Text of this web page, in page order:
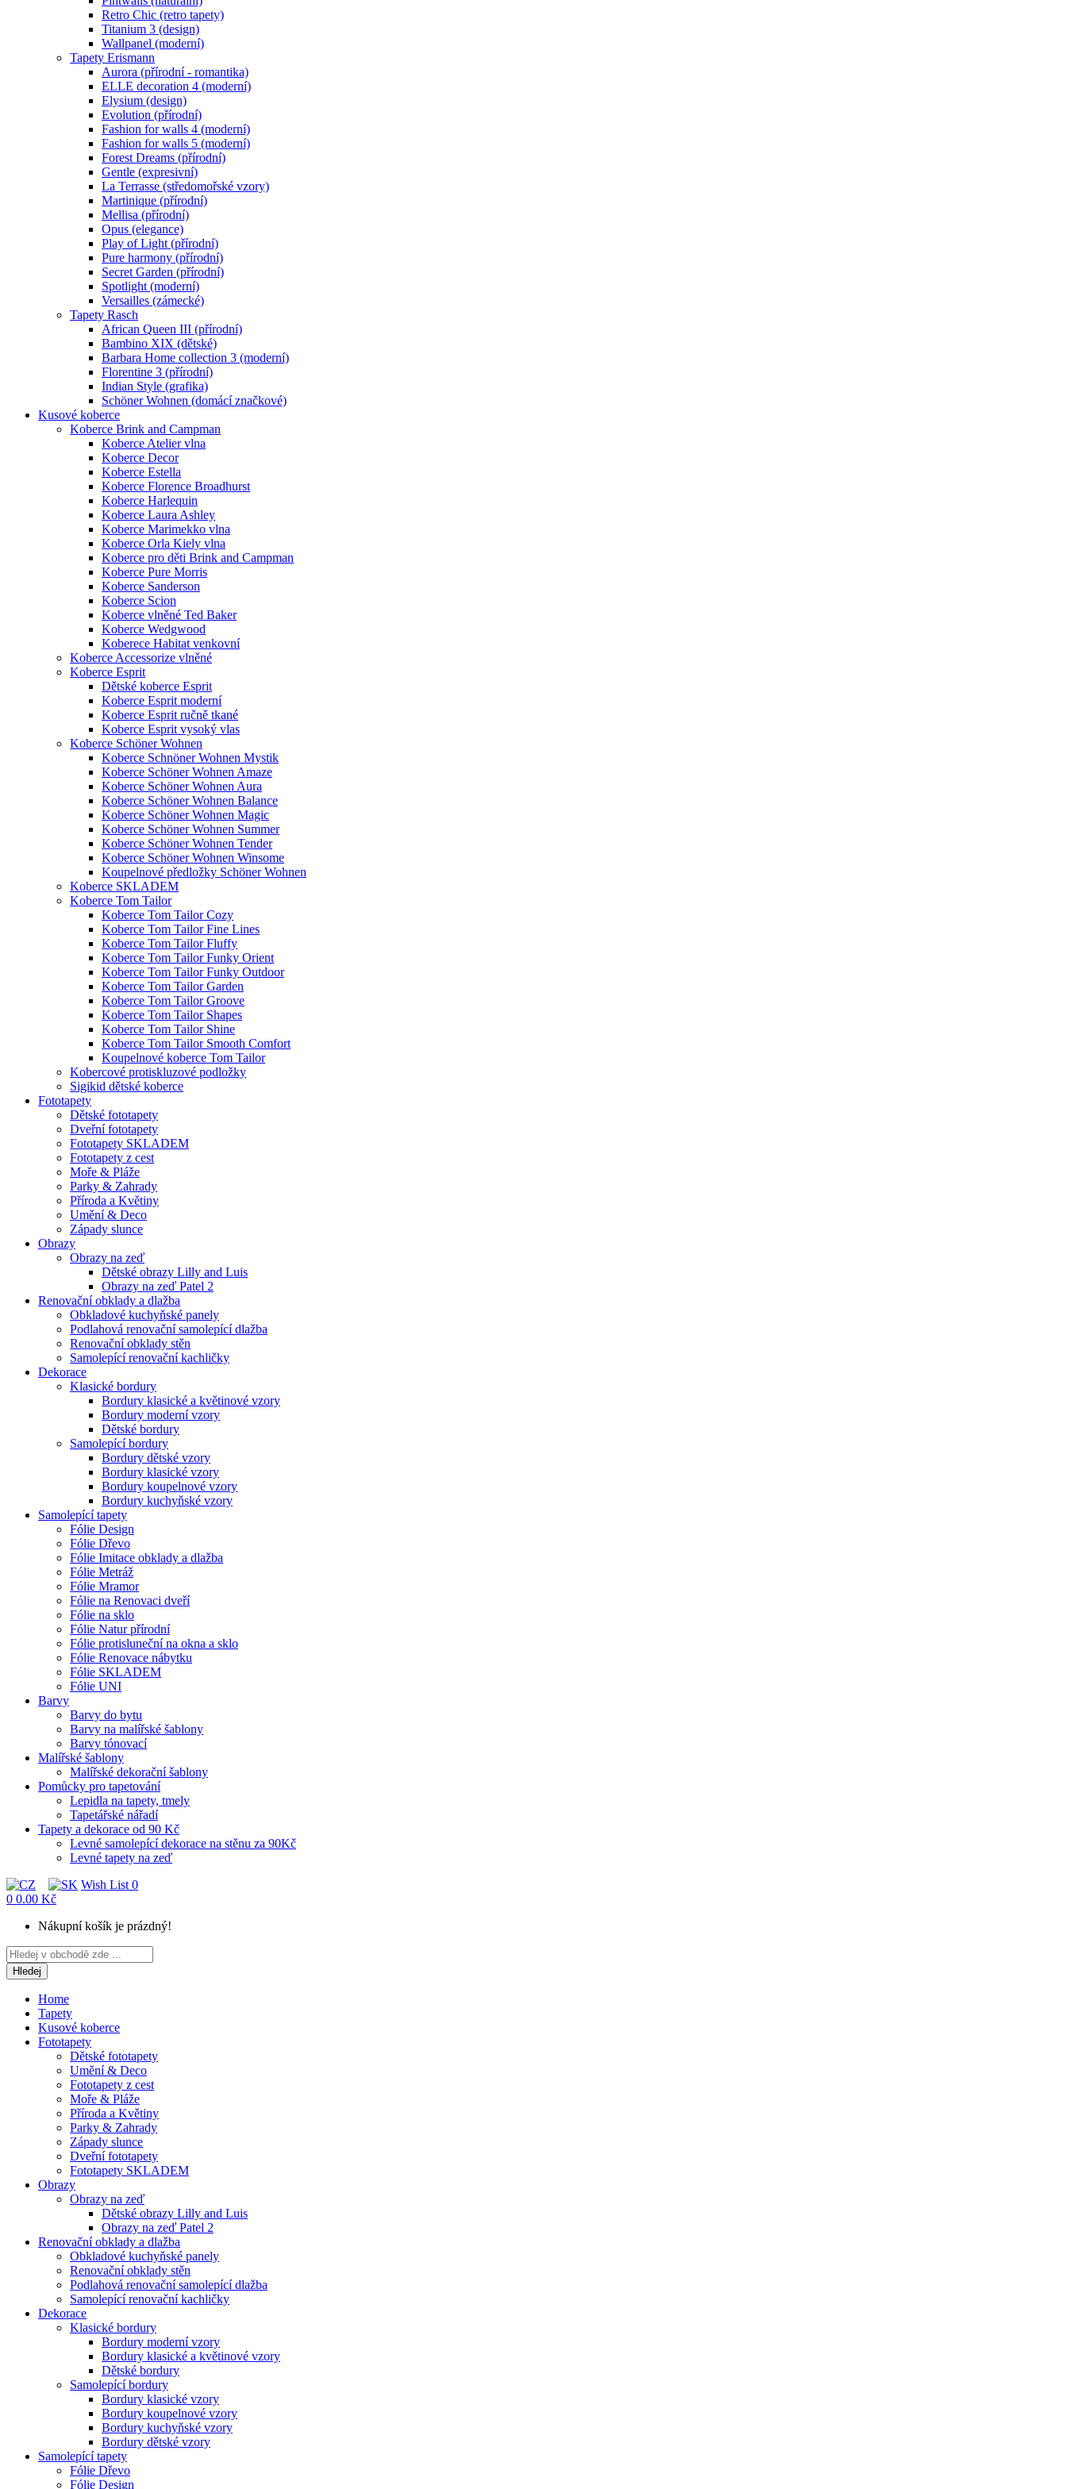
Retro Chic (retro tapety)
Titanium 3 (design)
Wallpanel (moderní)
Tapety Erismann
Aurora (přírodní - romantika)
ELLE decoration 4 (moderní)
Elysium (design)
Evolution (přírodní)
Fashion for walls 4 (moderní)
Fashion for walls 5 (moderní)
Forest Dreams (přírodní)
Gentle (expresivní)
La Terrasse (středomořské vzory)
Martinique (přírodní)
Mellisa (přírodní)
Opus (elegance)
Play of Light (přírodní)
Pure harmony (přírodní)
Secret Garden (přírodní)
Spotlight (moderní)
Versailles (zámecké)
Tapety Rasch
African Queen III (přírodní)
Bambino XIX (dětské)
Barbara Home collection 3 (moderní)
Florentine 3 (přírodní)
Indian Style (grafika)
Schöner Wohnen (domácí značkové)
Kusové koberce
Koberce Brink and Campman
Koberce Atelier vlna
Koberce Decor
Koberce Estella
Koberce Florence Broadhurst
Koberce Harlequin
Koberce Laura Ashley
Koberce Marimekko vlna
Koberce Orla Kiely vlna
Koberce pro děti Brink and Campman
Koberce Pure Morris
Koberce Sanderson
Koberce Scion
Koberce vlněné Ted Baker
Koberce Wedgwood
Koberece Habitat venkovní
Koberce Accessorize vlněné
Koberce Esprit
Dětské koberce Esprit
Koberce Esprit moderní
Koberce Esprit ručně tkané
Koberce Esprit vysoký vlas
Koberce Schöner Wohnen
Koberce Schnöner Wohnen Mystik
Koberce Schöner Wohnen Amaze
Koberce Schöner Wohnen Aura
Koberce Schöner Wohnen Balance
Koberce Schöner Wohnen Magic
Koberce Schöner Wohnen Summer
Koberce Schöner Wohnen Tender
Koberce Schöner Wohnen Winsome
Koupelnové předložky Schöner Wohnen
Koberce SKLADEM
Koberce Tom Tailor
Koberce Tom Tailor Cozy
Koberce Tom Tailor Fine Lines
Koberce Tom Tailor Fluffy
Koberce Tom Tailor Funky Orient
Koberce Tom Tailor Funky Outdoor
Koberce Tom Tailor Garden
Koberce Tom Tailor Groove
Koberce Tom Tailor Shapes
Koberce Tom Tailor Shine
Koberce Tom Tailor Smooth Comfort
Koupelnové koberce Tom Tailor
Kobercové protiskluzové podložky
Sigikid dětské koberce
Fototapety
Dětské fototapety
Dveřní fototapety
Fototapety SKLADEM
Fototapety z cest
Moře & Pláže
Parky & Zahrady
Příroda a Květiny
Umění & Deco
Západy slunce
Obrazy
Obrazy na zeď
Dětské obrazy Lilly and Luis
Obrazy na zeď Patel 2
Renovační obklady a dlažba
Obkladové kuchyňské panely
Podlahová renovační samolepící dlažba
Renovační obklady stěn
Samolepící renovační kachličky
Dekorace
Klasické bordury
Bordury klasické a květinové vzory
Bordury moderní vzory
Dětské bordury
Samolepící bordury
Bordury dětské vzory
Bordury klasické vzory
Bordury koupelnové vzory
Bordury kuchyňské vzory
Samolepící tapety
Fólie Design
Fólie Dřevo
Fólie Imitace obklady a dlažba
Fólie Metráž
Fólie Mramor
Fólie na Renovaci dveří
Fólie na sklo
Fólie Natur přírodní
Fólie protisluneční na okna a sklo
Fólie Renovace nábytku
Fólie SKLADEM
Fólie UNI
Barvy
Barvy do bytu
Barvy na malířské šablony
Barvy tónovací
Malířské šablony
Malířské dekorační šablony
Pomůcky pro tapetování
Lepidla na tapety, tmely
Tapetářské nářadí
Tapety a dekorace od 90 Kč
Levné samolepící dekorace na stěnu za 90Kč
Levné tapety na zeď
Wish List 0
0 0.00 Kč
Nákupní košík je prázdný!
Hledej
Home
Tapety
Kusové koberce
Fototapety
Dětské fototapety
Umění & Deco
Fototapety z cest
Moře & Pláže
Příroda a Květiny
Parky & Zahrady
Západy slunce
Dveřní fototapety
Fototapety SKLADEM
Obrazy
Obrazy na zeď
Dětské obrazy Lilly and Luis
Obrazy na zeď Patel 2
Renovační obklady a dlažba
Obkladové kuchyňské panely
Renovační obklady stěn
Podlahová renovační samolepící dlažba
Samolepící renovační kachličky
Dekorace
Klasické bordury
Bordury moderní vzory
Bordury klasické a květinové vzory
Dětské bordury
Samolepící bordury
Bordury klasické vzory
Bordury koupelnové vzory
Bordury kuchyňské vzory
Bordury dětské vzory
Samolepící tapety
Fólie Dřevo
Fólie Design